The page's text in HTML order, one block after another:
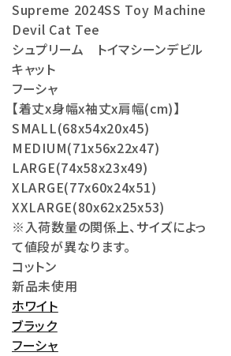
Supreme 2024SS Toy Machine
Devil Cat Tee
シュプリーム トイマシーンデビル
キャット
フーシャ
【着丈x身幅x袖丈x肩幅(cm)】
SMALL(68x54x20x45)
MEDIUM(71x56x22x47)
LARGE(74x58x23x49)
XLARGE(77x60x24x51)
XXLARGE(80x62x25x53)
※入荷数量の関係上、サイズによっ
て値段が異なります。
コットン
新品未使用
ホワイト
ブラック
フーシャ